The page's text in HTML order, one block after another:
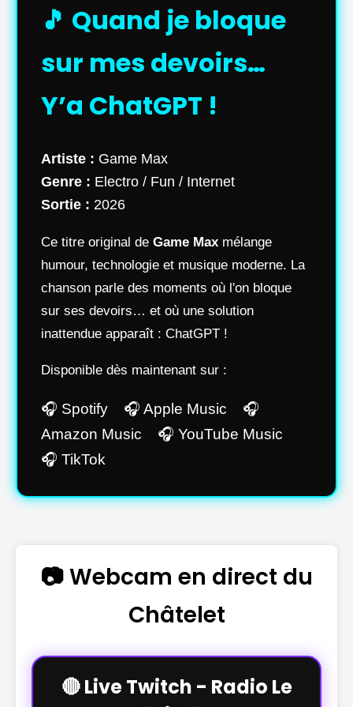
🎵 Quand je bloque
sur mes devoirs…
Y’a ChatGPT !
Artiste : Game Max
Genre : Electro / Fun / Internet
Sortie : 2026
Ce titre original de Game Max mélange
humour, technologie et musique moderne. La
chanson parle des moments où l'on bloque
sur ses devoirs… et où une solution
inattendue apparaît : ChatGPT !
Disponible dès maintenant sur :
🎧 Spotify 🎧 Apple Music 🎧
Amazon Music 🎧 YouTube Music
🎧 TikTok
📷 Webcam en direct du
Châtelet
🔴 Live Twitch - Radio Le